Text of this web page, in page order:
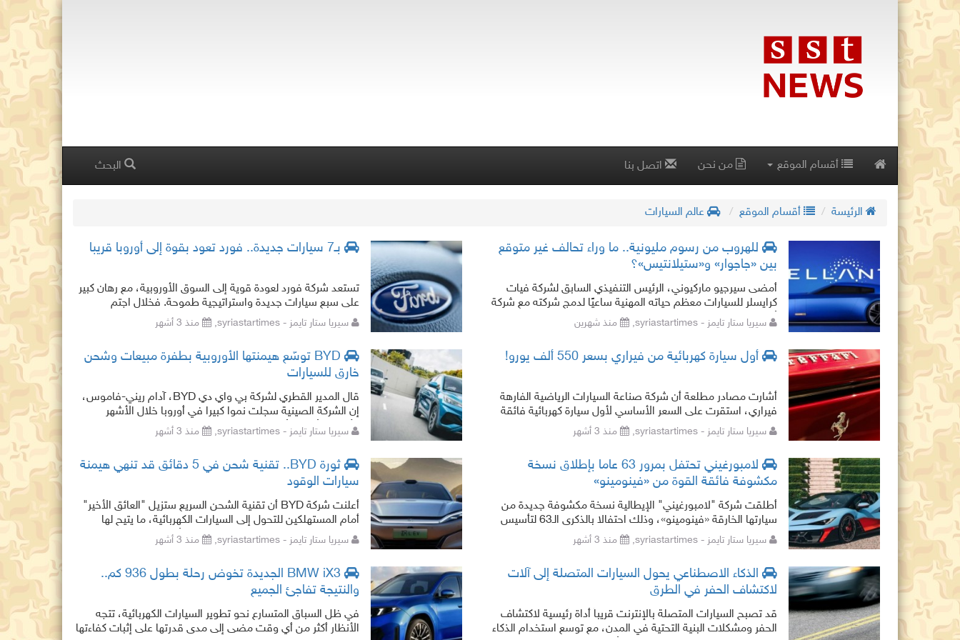
أقسام الموقع من نحن اتصل بنا البحث
الرئيسة أقسام الموقع عالم السيارات
للهروب من رسوم مليونية.. ما وراء تحالف غير متوقع
بين «جاجوار» و«ستيلانتيس»؟
أمضى سيرجيو ماركيوني، الرئيس التنفيذي السابق لشركة فيات
كرايسلر للسيارات معظم حياته المهنية ساعيًا لدمج شركته مع شركة
أخرى. وفي نهاية المطا
سيريا ستار تايمز - syriastartimes, منذ شهرين
بـ7 سيارات جديدة.. فورد تعود بقوة إلى أوروبا قريبا
تستعد شركة فورد لعودة قوية إلى السوق الأوروبية، مع رهان كبير
على سبع سيارات جديدة واستراتيجية طموحة. فخلال اجتم
سيريا ستار تايمز - syriastartimes, منذ 3 أشهر
أول سيارة كهربائية من فيراري بسعر 550 ألف يورو!
أشارت مصادر مطلعة أن شركة صناعة السيارات الرياضية الفارهة
فيراري، استقرت على السعر الأساسي لأول سيارة كهربائية فائقة
القوة من إنتاجها. وتبعا
سيريا ستار تايمز - syriastartimes, منذ 3 أشهر
BYD توسّع هيمنتها الأوروبية بطفرة مبيعات وشحن
خارق للسيارات
قال المدير القطري لشركة بي واي دي BYD، آدام ريني-فاموس،
إن الشركة الصينية سجلت نموا كبيرا في أوروبا خلال الأشهر
الأخيرة. وأضاف أنه لتعزيز م
سيريا ستار تايمز - syriastartimes, منذ 3 أشهر
لامبورغيني تحتفل بمرور 63 عاما بإطلاق نسخة
مكشوفة فائقة القوة من «فينومينو»
أطلقت شركة "لامبورغيني" الإيطالية نسخة مكشوفة جديدة من
سيارتها الخارقة «فينومينو»، وذلك احتفالا بالذكرى الـ63 لتأسيس
العلامة، في خطوة تعكس استمرارها في تطوير الإصدارات ال
سيريا ستار تايمز - syriastartimes, منذ 3 أشهر
ثورة BYD.. تقنية شحن في 5 دقائق قد تنهي هيمنة
سيارات الوقود
أعلنت شركة BYD أن تقنية الشحن السريع ستزيل "العائق الأخير"
أمام المستهلكين للتحول إلى السيارات الكهربائية، ما يتيح لها
استقطاب المزيد من العملاء في الصين وأوروبا بعيدا
سيريا ستار تايمز - syriastartimes, منذ 3 أشهر
الذكاء الاصطناعي يحول السيارات المتصلة إلى آلات
لاكتشاف الحفر في الطرق
قد تصبح السيارات المتصلة بالإنترنت قريباً أداة رئيسية لاكتشاف
الحفر ومشكلات البنية التحتية في المدن، مع توسع استخدام الذكاء
BMW iX3 الجديدة تخوض رحلة بطول 936 كم..
والنتيجة تفاجئ الجميع
في ظل السباق المتسارع نحو تطوير السيارات الكهربائية، تتجه
الأنظار أكثر من أي وقت مضى إلى مدى قدرتها على إثبات كفاءتها